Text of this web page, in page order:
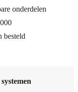
onderdelen
besteld